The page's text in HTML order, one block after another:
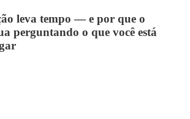
leva tempo — e por que o
perguntando o que você está